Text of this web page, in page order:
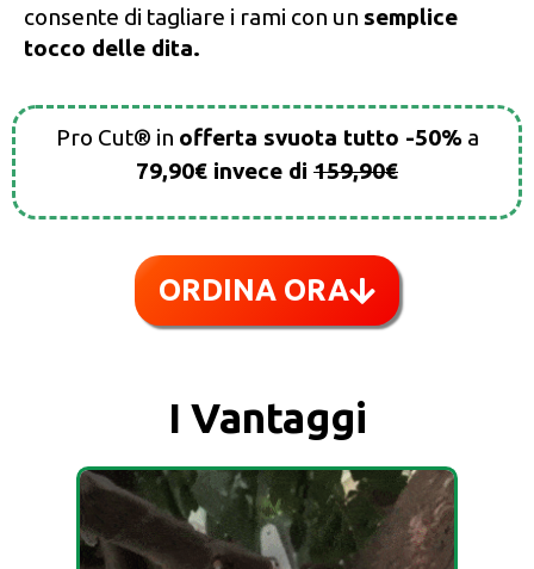
consente di tagliare i rami con un semplice
tocco delle dita.
Pro Cut® in offerta svuota tutto -50%a
79,90€ invece di 159,90€
ORDINA ORA
I Vantaggi